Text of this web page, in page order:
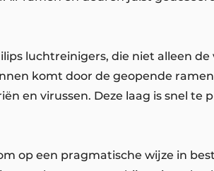
luchtreinigers, die niet alleen de
komt door de geopende
en virussen. Deze laag is snel te
op een pragmatische wijze in